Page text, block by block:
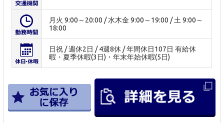
月火 9:00～20:00 / 水木金 9:00～19:00 / 土 9:00～
18:00
日祝 / 週休2日 / 4週8休 / 年間休日107日 有給休
暇・夏季休暇(3日)・年末年始休暇(5日)